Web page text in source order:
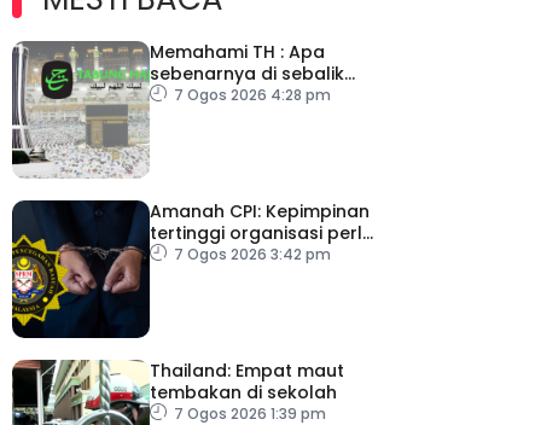
Memahami TH : Apa
sebenarnya di sebalik
angka
7 Ogos 2026 4:28 pm
Amanah CPI: Kepimpinan
tertinggi organisasi perlu
pacu reformasi radikal
7 Ogos 2026 3:42 pm
Thailand: Empat maut
tembakan di sekolah
7 Ogos 2026 1:39 pm